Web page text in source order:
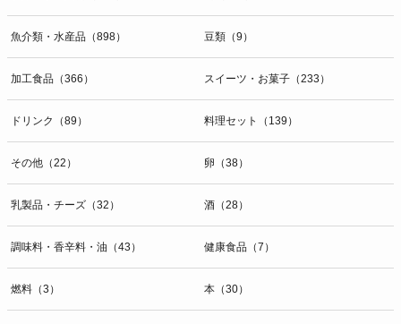
魚介類・水産品（898） 豆類（9）
加工食品（366） スイーツ・お菓子（233）
ドリンク（89） 料理セット（139）
その他（22） 卵（38）
乳製品・チーズ（32） 酒（28）
調味料・香辛料・油（43） 健康食品（7）
燃料（3） 本（30）